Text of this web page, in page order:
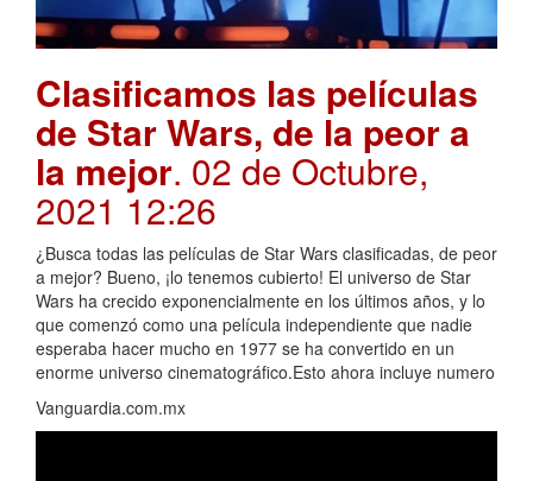
Clasificamos las películas
de Star Wars, de la peor a
la mejor. 02 de Octubre,
2021 12:26
¿Busca todas las películas de Star Wars clasificadas, de peor
a mejor? Bueno, ¡lo tenemos cubierto! El universo de Star
Wars ha crecido exponencialmente en los últimos años, y lo
que comenzó como una película independiente que nadie
esperaba hacer mucho en 1977 se ha convertido en un
enorme universo cinematográfico.Esto ahora incluye numero
Vanguardia.com.mx